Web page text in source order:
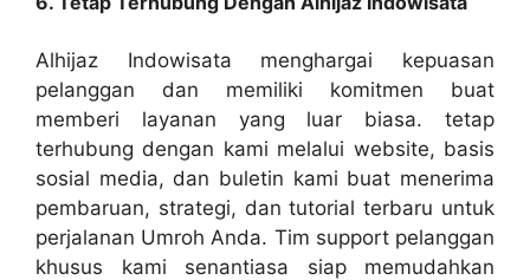
Alhijaz Indowisata menghargai kepuasan
pelanggan dan memiliki komitmen buat
memberi layanan yang luar biasa. tetap
terhubung dengan kami melalui website, basis
sosial media, dan buletin kami buat menerima
pembaruan, strategi, dan tutorial terbaru untuk
perjalanan Umroh Anda. Tim support pelanggan
khusus kami senantiasa siap memudahkan